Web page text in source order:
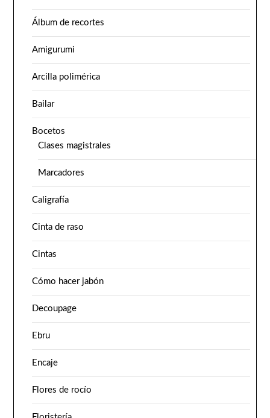
Álbum de recortes
Amigurumi
Arcilla polimérica
Bailar
Bocetos
Clases magistrales
Marcadores
Caligrafía
Cinta de raso
Cintas
Cómo hacer jabón
Decoupage
Ebru
Encaje
Flores de rocío